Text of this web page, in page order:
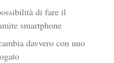
di fare il
smartphone
davvero con uno